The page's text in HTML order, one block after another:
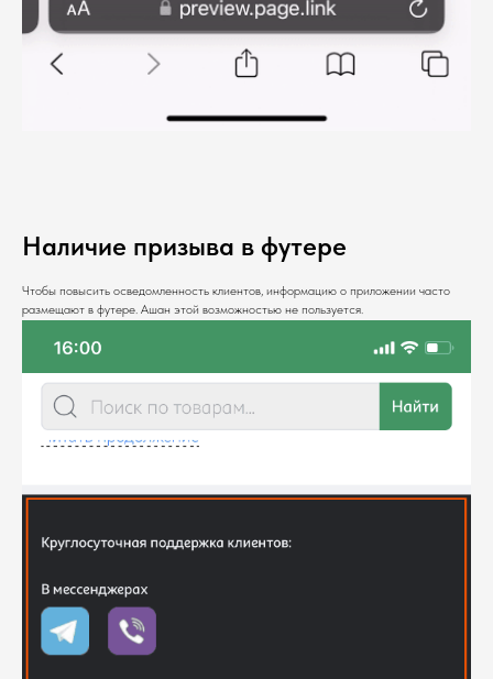
Наличие призыва в футере
Чтобы повысить осведомленность клиентов, информацию о приложении часто
размещают в футере. Ашан этой возможностью не пользуется.